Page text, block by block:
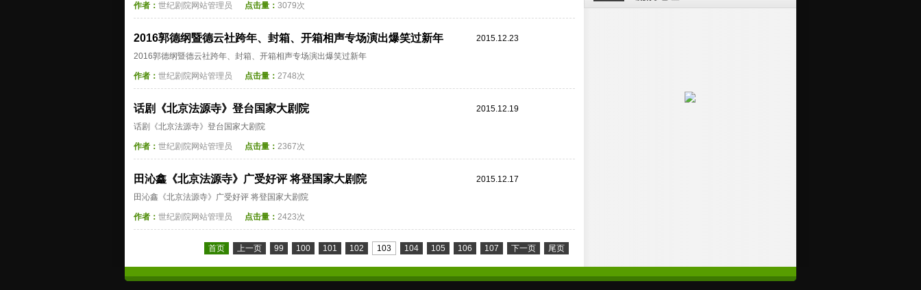
作者： 世纪剧院网站管理员 点击量： 3079次
2016郭德纲暨德云社跨年、封箱、开箱相声专场演出爆笑过新年
2015.12.23
2016郭德纲暨德云社跨年、封箱、开箱相声专场演出爆笑过新年
作者： 世纪剧院网站管理员 点击量： 2748次
话剧《北京法源寺》登台国家大剧院
2015.12.19
话剧《北京法源寺》登台国家大剧院
作者： 世纪剧院网站管理员 点击量： 2367次
田沁鑫《北京法源寺》广受好评 将登国家大剧院
2015.12.17
田沁鑫《北京法源寺》广受好评 将登国家大剧院
作者： 世纪剧院网站管理员 点击量： 2423次
首页 上一页 99 100 101 102 103 104 105 106 107 下一页 尾页